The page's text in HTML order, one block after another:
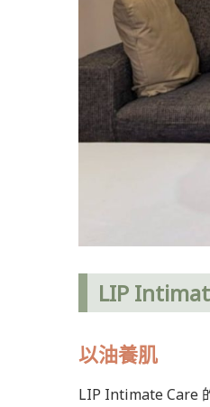
LIP
以油養肌
LIP Intimate Care